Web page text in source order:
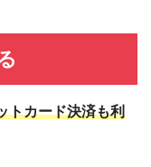
トカード決済も利